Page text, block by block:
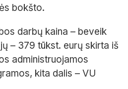
bokšto.
darbų kaina – beveik
– 379 tūkst. eurų skirta iš
administruojamos
kita dalis – VU